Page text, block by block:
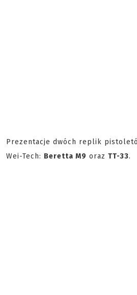
Prezentacje dwóch replik
Wei-Tech: Beretta M9 oraz TT-33.